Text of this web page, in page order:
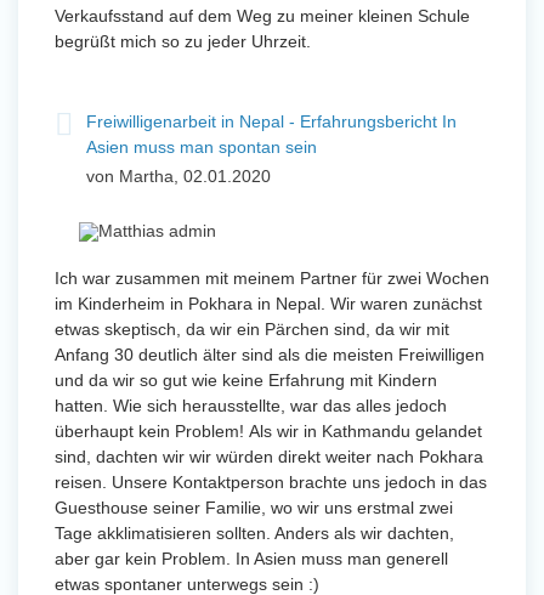
Verkaufsstand auf dem Weg zu meiner kleinen Schule
begrüßt mich so zu jeder Uhrzeit.
Freiwilligenarbeit in Nepal - Erfahrungsbericht In
Asien muss man spontan sein
von Martha, 02.01.2020
Ich war zusammen mit meinem Partner für zwei Wochen
im Kinderheim in Pokhara in Nepal. Wir waren zunächst
etwas skeptisch, da wir ein Pärchen sind, da wir mit
Anfang 30 deutlich älter sind als die meisten Freiwilligen
und da wir so gut wie keine Erfahrung mit Kindern
hatten. Wie sich herausstellte, war das alles jedoch
überhaupt kein Problem! Als wir in Kathmandu gelandet
sind, dachten wir wir würden direkt weiter nach Pokhara
reisen. Unsere Kontaktperson brachte uns jedoch in das
Guesthouse seiner Familie, wo wir uns erstmal zwei
Tage akklimatisieren sollten. Anders als wir dachten,
aber gar kein Problem. In Asien muss man generell
etwas spontaner unterwegs sein :)